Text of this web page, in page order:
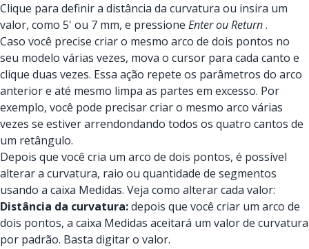
Clique para definir a distância da curvatura ou insira um
valor, como 5' ou 7 mm, e pressione Enter ou Return.
Caso você precise criar o mesmo arco de dois pontos no
seu modelo várias vezes, mova o cursor para cada canto e
clique duas vezes. Essa ação repete os parâmetros do arco
anterior e até mesmo limpa as partes em excesso. Por
exemplo, você pode precisar criar o mesmo arco várias
vezes se estiver arrendondando todos os quatro cantos de
um retângulo.
Depois que você cria um arco de dois pontos, é possível
alterar a curvatura, raio ou quantidade de segmentos
usando a caixa Medidas. Veja como alterar cada valor:
Distância da curvatura:depois que você criar um arco de
dois pontos, a caixa Medidas aceitará um valor de curvatura
por padrão. Basta digitar o valor.